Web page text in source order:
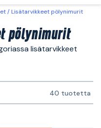
Lisätarvikkeet pölynimurit
pölynimurit
lisätarvikkeet
40 tuotetta